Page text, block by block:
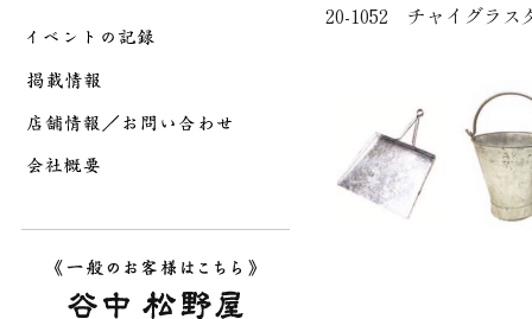
20-1052 チャイグラ